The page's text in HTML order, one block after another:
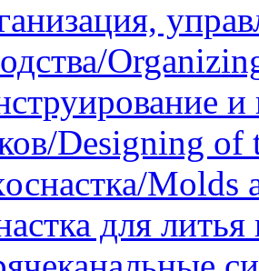
и
Designing of
Molds
для литья